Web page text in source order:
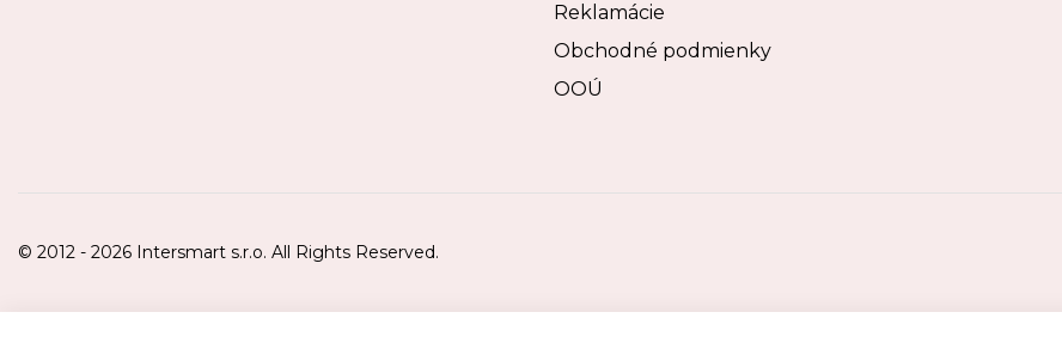
Reklamácie
Obchodné podmienky
OOÚ
© 2012 - 2026 Intersmart s.r.o. All Rights Reserved.